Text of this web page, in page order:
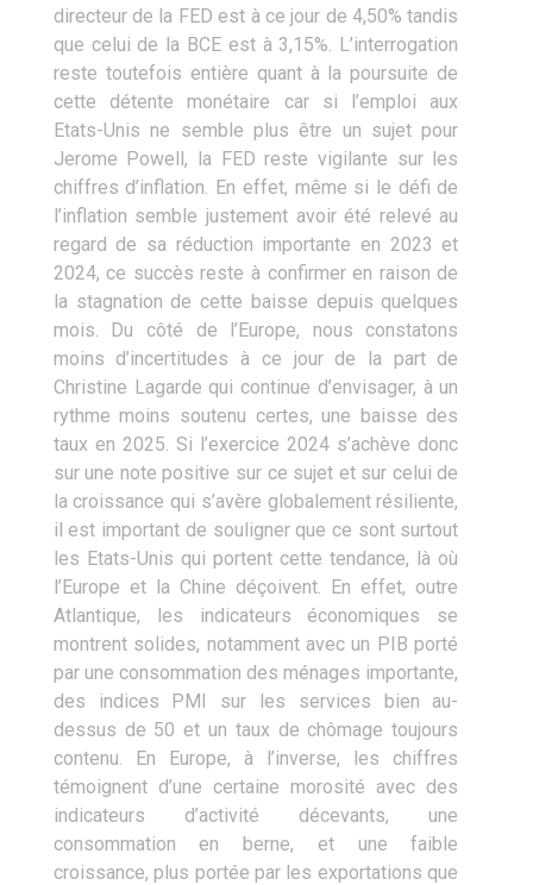
directeur de la FED est à ce jour de 4,50% tandis
que celui de la BCE est à 3,15%. L’interrogation
reste toutefois entière quant à la poursuite de
cette détente monétaire car si l’emploi aux
Etats-Unis ne semble plus être un sujet pour
Jerome Powell, la FED reste vigilante sur les
chiffres d’inflation. En effet, même si le défi de
l’inflation semble justement avoir été relevé au
regard de sa réduction importante en 2023 et
2024, ce succès reste à confirmer en raison de
la stagnation de cette baisse depuis quelques
mois. Du côté de l’Europe, nous constatons
moins d’incertitudes à ce jour de la part de
Christine Lagarde qui continue d’envisager, à un
rythme moins soutenu certes, une baisse des
taux en 2025. Si l’exercice 2024 s’achève donc
sur une note positive sur ce sujet et sur celui de
la croissance qui s’avère globalement résiliente,
il est important de souligner que ce sont surtout
les Etats-Unis qui portent cette tendance, là où
l’Europe et la Chine déçoivent. En effet, outre
Atlantique, les indicateurs économiques se
montrent solides, notamment avec un PIB porté
par une consommation des ménages importante,
des indices PMI sur les services bien au-
dessus de 50 et un taux de chômage toujours
contenu. En Europe, à l’inverse, les chiffres
témoignent d’une certaine morosité avec des
indicateurs d’activité décevants, une
consommation en berne, et une faible
croissance, plus portée par les exportations que